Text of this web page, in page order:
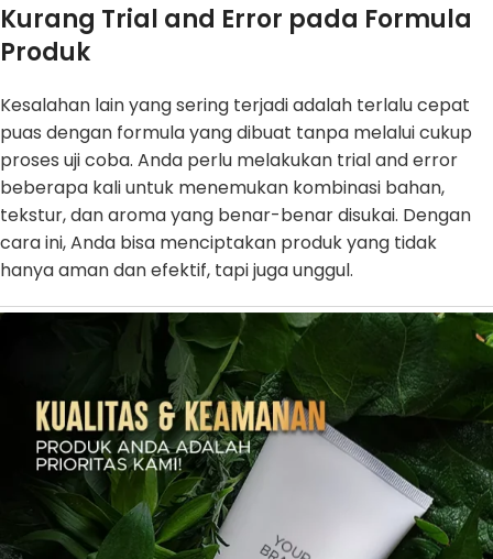
Kurang Trial and Error pada Formula
Produk
Kesalahan lain yang sering terjadi adalah terlalu cepat
puas dengan formula yang dibuat tanpa melalui cukup
proses uji coba. Anda perlu melakukan trial and error
beberapa kali untuk menemukan kombinasi bahan,
tekstur, dan aroma yang benar-benar disukai. Dengan
cara ini, Anda bisa menciptakan produk yang tidak
hanya aman dan efektif, tapi juga unggul.